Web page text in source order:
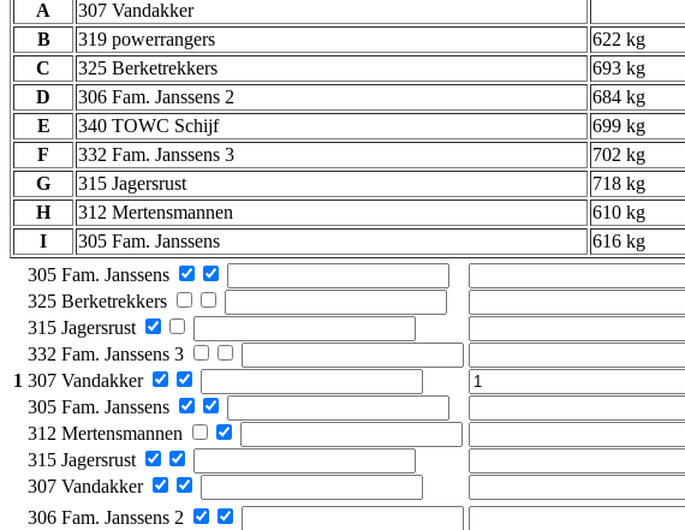
A
307 Vandakker
B
319 powerrangers 622 kg
C
325 Berketrekkers 693 kg
D
306 Fam. Janssens 2 684 kg
E
340 TOWC Schijf 699 kg
F
332 Fam. Janssens 3 702 kg
G
315 Jagersrust 718 kg
H
312 Mertensmannen 610 kg
I
305 Fam. Janssens 616 kg
1
305 Fam. Janssens
325 Berketrekkers
315 Jagersrust
332 Fam. Janssens 3
307 Vandakker
305 Fam. Janssens
312 Mertensmannen
315 Jagersrust
307 Vandakker
306 Fam. Janssens 2